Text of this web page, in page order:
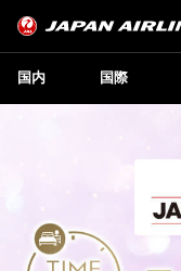
国内 国際